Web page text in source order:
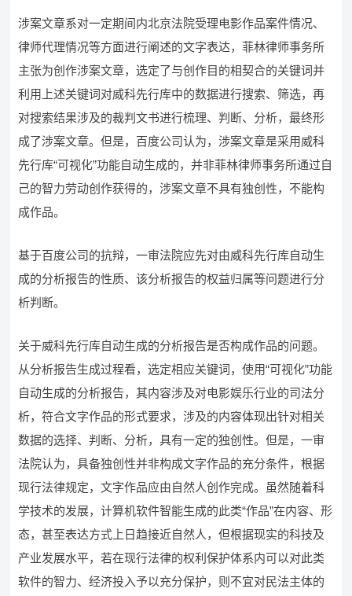
涉案文章系对一定期间内北京法院受理电影作品案件情况、
律师代理情况等方面进行阐述的文字表达，菲林律师事务所
主张为创作涉案文章，选定了与创作目的相契合的关键词并
利用上述关键词对威科先行库中的数据进行搜索、筛选，再
对搜索结果涉及的裁判文书进行梳理、判断、分析，最终形
成了涉案文章。但是，百度公司认为，涉案文章是采用威科
先行库“可视化”功能自动生成的，并非菲林律师事务所通过自
己的智力劳动创作获得的，涉案文章不具有独创性，不能构
成作品。
基于百度公司的抗辩，一审法院应先对由威科先行库自动生
成的分析报告的性质、该分析报告的权益归属等问题进行分
析判断。
关于威科先行库自动生成的分析报告是否构成作品的问题。
从分析报告生成过程看，选定相应关键词，使用“可视化”功能
自动生成的分析报告，其内容涉及对电影娱乐行业的司法分
析，符合文字作品的形式要求，涉及的内容体现出针对相关
数据的选择、判断、分析，具有一定的独创性。但是，一审
法院认为，具备独创性并非构成文字作品的充分条件，根据
现行法律规定，文字作品应由自然人创作完成。虽然随着科
学技术的发展，计算机软件智能生成的此类“作品”在内容、形
态，甚至表达方式上日趋接近自然人，但根据现实的科技及
产业发展水平，若在现行法律的权利保护体系内可以对此类
软件的智力、经济投入予以充分保护，则不宜对民法主体的